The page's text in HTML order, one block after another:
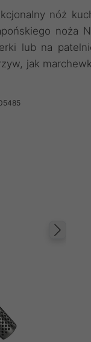
nóż
noża
lub na
jak